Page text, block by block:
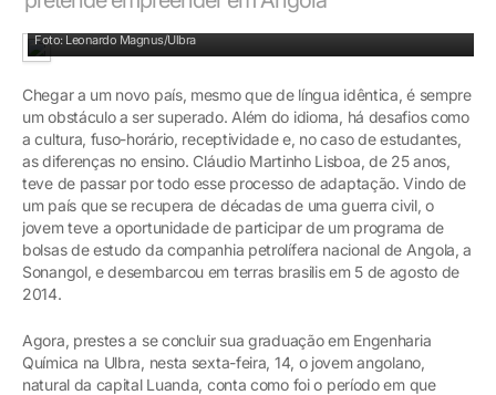
Foto: Leonardo Magnus/Ulbra
Chegar a um novo país, mesmo que de língua idêntica, é sempre
um obstáculo a ser superado. Além do idioma, há desafios como
a cultura, fuso-horário, receptividade e, no caso de estudantes,
as diferenças no ensino. Cláudio Martinho Lisboa, de 25 anos,
teve de passar por todo esse processo de adaptação. Vindo de
um país que se recupera de décadas de uma guerra civil, o
jovem teve a oportunidade de participar de um programa de
bolsas de estudo da companhia petrolífera nacional de Angola, a
Sonangol, e desembarcou em terras brasilis em 5 de agosto de
2014.
Agora, prestes a se concluir sua graduação em Engenharia
Química na Ulbra, nesta sexta-feira, 14, o jovem angolano,
natural da capital Luanda, conta como foi o período em que